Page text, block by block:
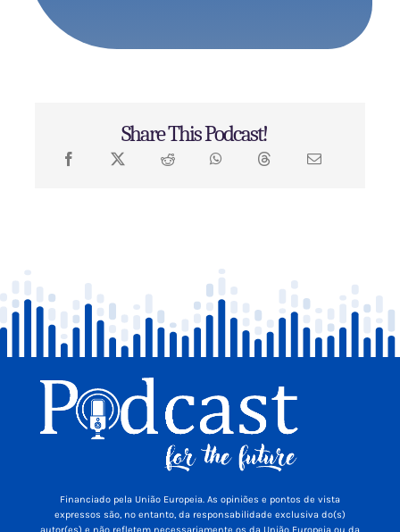
Share This Podcast!
Financiado pela União Europeia. As opiniões e pontos de vista
expressos são, no entanto, da responsabilidade exclusiva do(s)